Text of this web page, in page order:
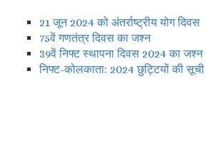
21 जून 2024 को अंतर्राष्ट्रीय योग दिवस
75वें गणतंत्र दिवस का जश्न
39वें निफ्ट स्थापना दिवस 2024 का जश्न
निफ्ट-कोलकाता: 2024 छुट्टियों की सूची